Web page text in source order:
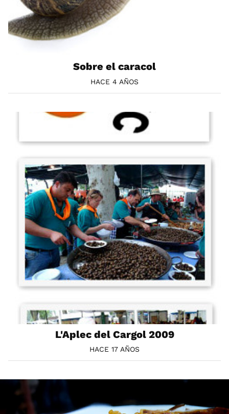
Sobre el caracol
HACE 4 AÑOS
L'Aplec del Cargol 2009
HACE 17 AÑOS